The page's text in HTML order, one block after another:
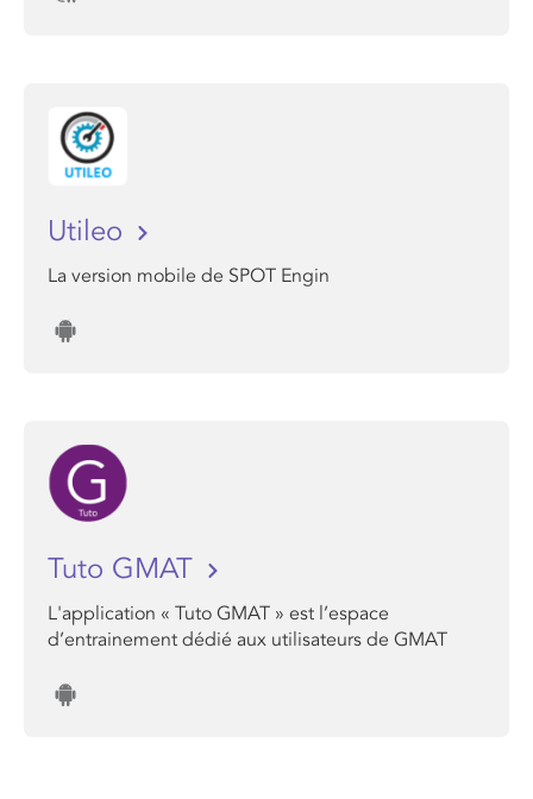
Utileo
La version mobile de SPOT Engin
Tuto GMAT
L'application « Tuto GMAT » est l’espace
d’entrainement dédié aux utilisateurs de GMAT